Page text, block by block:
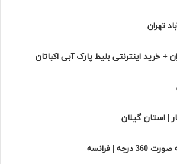
تهران
+ خرید اینترنتی بلیط پارک آبی اکباتان
| استان گیلان
| فرانسه